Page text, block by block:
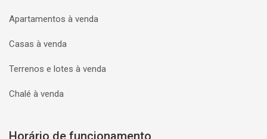
Apartamentos à venda
Casas à venda
Terrenos e lotes à venda
Chalé à venda
Horário de funcionamento